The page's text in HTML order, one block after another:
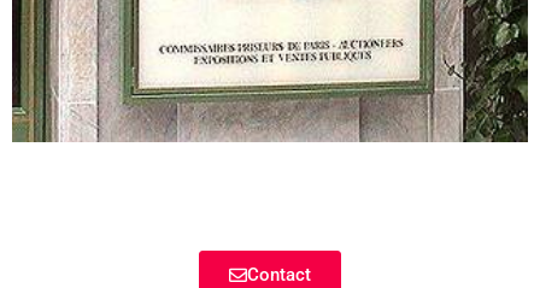
Contact